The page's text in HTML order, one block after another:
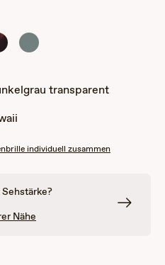
GlänzendGlänzend
transparent
individuell zusammen
Nähe